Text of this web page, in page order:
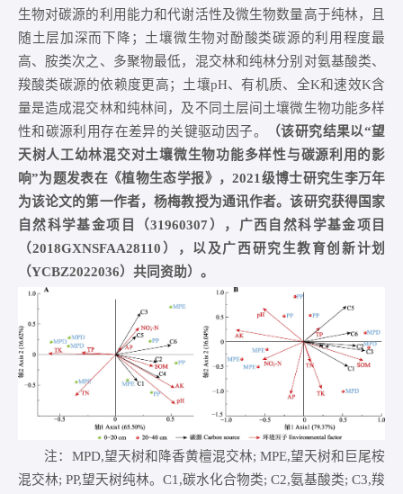
生物对碳源的利用能力和代谢活性及微生物数量高于纯林，且
随土层加深而下降；土壤微生物对酚酸类碳源的利用程度最
高、胺类次之、多聚物最低，混交林和纯林分别对氨基酸类、
羧酸类碳源的依赖度更高；土壤pH、有机质、全K和速效K含
量是造成混交林和纯林间，及不同土层间土壤微生物功能多样
性和碳源利用存在差异的关键驱动因子。
（该研究结果以“望
天树人工幼林混交对土壤微生物功能多样性与碳源利用的影
响”为题发表在《植物生态学报》，2021级博士研究生李万年
为该论文的第一作者，杨梅教授为通讯作者。该研究获得国家
自然科学基金项目（31960307），广西自然科学基金项目
（2018GXNSFAA28110），以及广西研究生教育创新计划
（YCBZ2022036）共同资助）。
注：MPD,望天树和降香黄檀混交林; MPE,望天树和巨尾桉
混交林; PP,望天树纯林。C1,碳水化合物类; C2,氨基酸类; C3,羧